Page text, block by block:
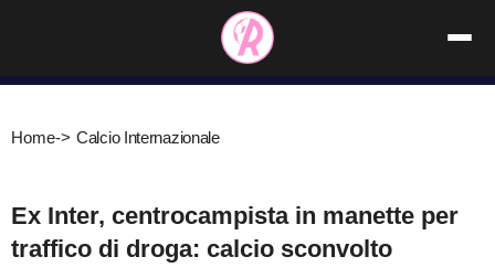
contenuto
Home-> Calcio Internazionale
Ex Inter, centrocampista in manette per
traffico di droga: calcio sconvolto